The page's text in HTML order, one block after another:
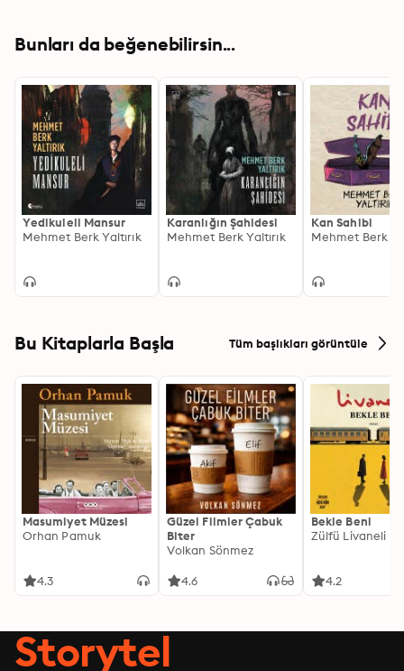
isteklerini yerine getirdiği takdirde onu bu illetten
için yeraltındaki İstanbul Eşitlik Hareketi’ne sızması
gerekmektedir.
Bunları da beğenebilirsin...
Yedikuleli Mansur
Mehmet Berk Yaltırık
Karanlığın Şahidesi
Mehmet Berk Yaltırık
Kan Sahibi
Mehmet Berk
Bu Kitaplarla Başla Tüm başlıkları görüntüle
Masumiyet Müzesi
Orhan Pamuk
4.3
Güzel Filmler Çabuk
Biter
Volkan Sönmez
4.6
Bekle Beni
Zülfü Livaneli
4.2
Storytel